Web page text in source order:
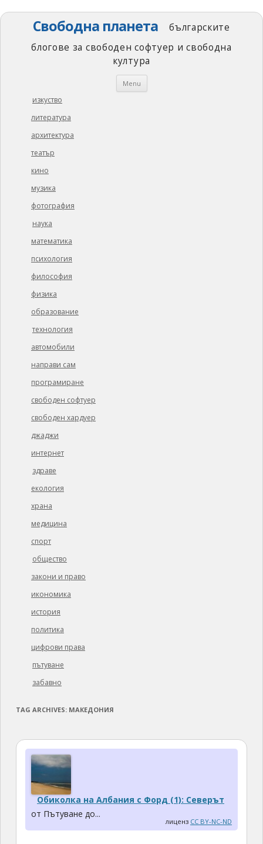
Свободна планета
българските
блогове за свободен софтуер и свободна
култура
Menu Skip
изкуство
литература
архитектура
театър
кино
музика
фотография
наука
математика
психология
философия
физика
образование
технология
автомобили
направи сам
програмиране
свободен софтуер
свободен хардуер
джаджи
интернет
здраве
екология
храна
медицина
спорт
общество
закони и право
икономика
история
политика
цифрови права
пътуване
забавно
TAG ARCHIVES: МАКЕДОНИЯ
Обиколка на Албания с Форд (1): Северът
от Пътуване до...
лиценз CC BY-NC-ND